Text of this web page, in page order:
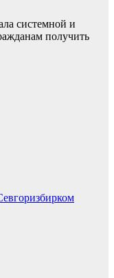
системной и
получить